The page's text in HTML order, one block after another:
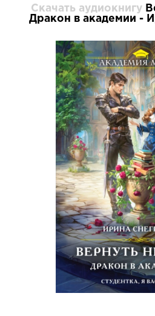
Скачать аудиокнигу
Дракон в академии -